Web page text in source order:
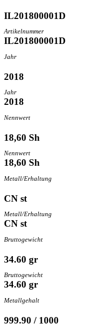
IL201800001D
Artikelnummer
IL201800001D
Jahr
2018
Jahr
2018
Nennwert
18,60 Sh
Nennwert
18,60 Sh
Metall/Erhaltung
CN st
Metall/Erhaltung
CN st
Bruttogewicht
34.60 gr
Bruttogewicht
34.60 gr
Metallgehalt
999.90 / 1000